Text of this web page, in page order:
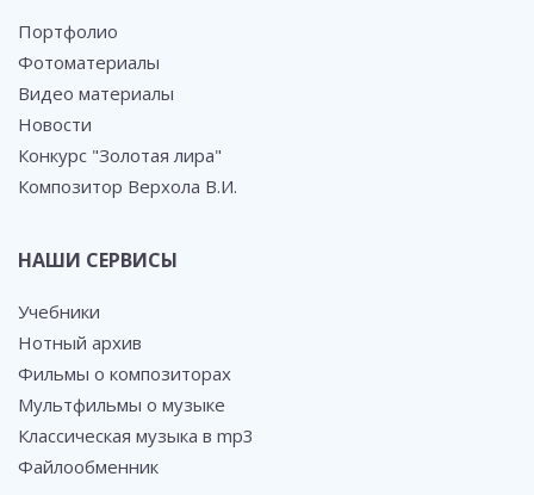
Портфолио
Фотоматериалы
Видео материалы
Новости
Конкурс "Золотая лира"
Композитор Верхола В.И.
НАШИ СЕРВИСЫ
Учебники
Нотный архив
Фильмы о композиторах
Мультфильмы о музыке
Классическая музыка в mp3
Файлообменник